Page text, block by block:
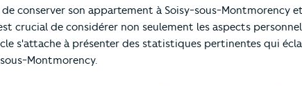
conserver son appartement à Soisy-sous-Montmorency
crucial de considérer non seulement les aspects
s'attache à présenter des statistiques pertinentes qui
Montmorency.